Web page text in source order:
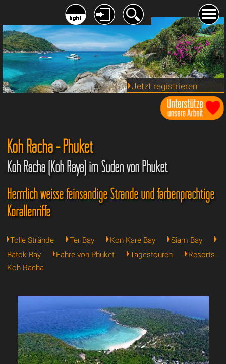
Jetzt registrieren
Koh Racha - Phuket
Koh Racha (Koh Raya) im Süden von Phuket
Herrrlich weisse feinsandige Strände und farbenprächtige
Korallenriffe
Tolle Strände Ter Bay Kon Kare Bay
Siam Bay
Batok Bay
Fähre von Phuket Tagestouren
Resorts
Koh Racha